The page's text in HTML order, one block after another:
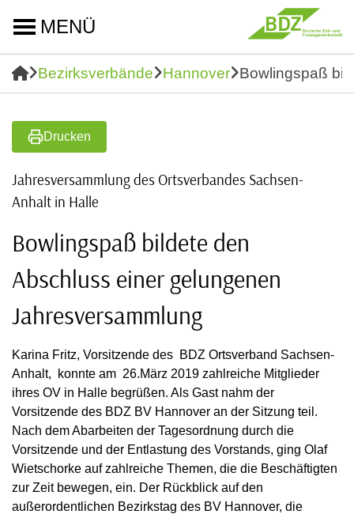
MENÜ
Bezirksverbände Hannover Bowlingspaß
Drucken
Jahresversammlung des Ortsverbandes Sachsen-
Anhalt in Halle
Bowlingspaß bildete den
Abschluss einer gelungenen
Jahresversammlung
Karina Fritz, Vorsitzende des BDZ Ortsverband Sachsen-
Anhalt, konnte am 26.März 2019 zahlreiche Mitglieder
ihres OV in Halle begrüßen. Als Gast nahm der
Vorsitzende des BDZ BV Hannover an der Sitzung teil.
Nach dem Abarbeiten der Tagesordnung durch die
Vorsitzende und der Entlastung des Vorstands, ging Olaf
Wietschorke auf zahlreiche Themen, die die Beschäftigten
zur Zeit bewegen, ein. Der Rückblick auf den
außerordentlichen Bezirkstag des BV Hannover, die